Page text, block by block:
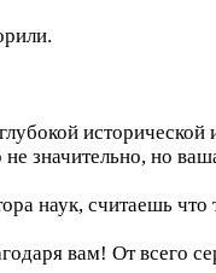
значительно, но
наук, считаешь
вам! От всего